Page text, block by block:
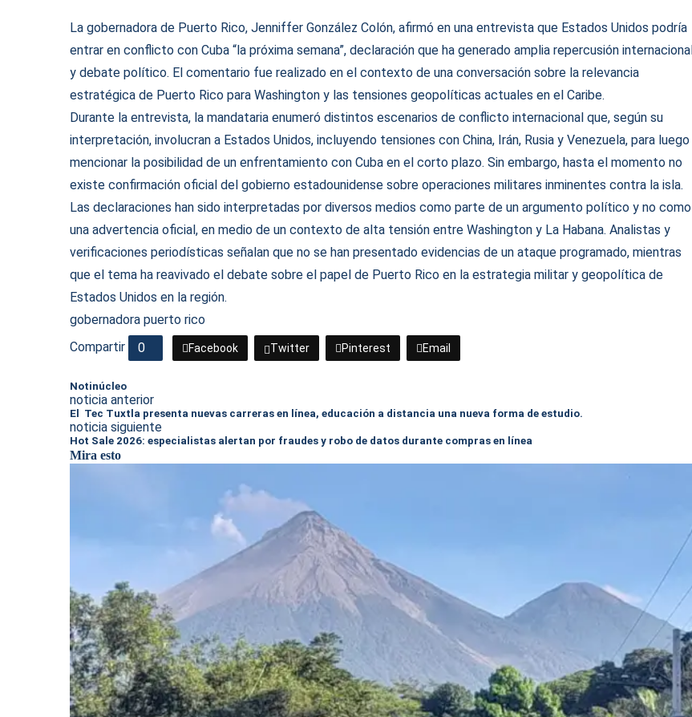
La gobernadora de Puerto Rico, Jenniffer González Colón, afirmó en una entrevista que Estados Unidos podría
entrar en conflicto con Cuba “la próxima semana”, declaración que ha generado amplia repercusión internacional
y debate político. El comentario fue realizado en el contexto de una conversación sobre la relevancia
estratégica de Puerto Rico para Washington y las tensiones geopolíticas actuales en el Caribe.
Durante la entrevista, la mandataria enumeró distintos escenarios de conflicto internacional que, según su
interpretación, involucran a Estados Unidos, incluyendo tensiones con China, Irán, Rusia y Venezuela, para luego
mencionar la posibilidad de un enfrentamiento con Cuba en el corto plazo. Sin embargo, hasta el momento no
existe confirmación oficial del gobierno estadounidense sobre operaciones militares inminentes contra la isla.
Las declaraciones han sido interpretadas por diversos medios como parte de un argumento político y no como
una advertencia oficial, en medio de un contexto de alta tensión entre Washington y La Habana. Analistas y
verificaciones periodísticas señalan que no se han presentado evidencias de un ataque programado, mientras
que el tema ha reavivado el debate sobre el papel de Puerto Rico en la estrategia militar y geopolítica de
Estados Unidos en la región.
gobernadora puerto rico
Compartir
0 Facebook Twitter Pinterest Email
Notinúcleo
noticia anterior
El Tec Tuxtla presenta nuevas carreras en línea, educación a distancia una nueva forma de estudio.
noticia siguiente
Hot Sale 2026: especialistas alertan por fraudes y robo de datos durante compras en línea
Mira esto